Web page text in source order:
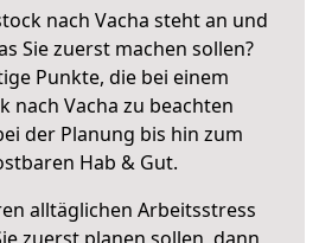
nach Vacha steht an und
Sie zuerst machen sollen?
Punkte, die bei einem
nach Vacha zu beachten
der Planung bis hin zum
Hab & Gut.
alltäglichen Arbeitsstress